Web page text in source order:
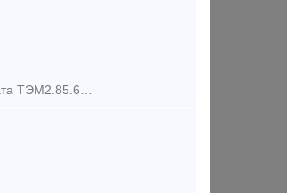
ООО «Кортдеталь» продает запчасти для подвижного состава: привод двухмашинного агрегата ТЭМ2.85.60.015, подпятник вентилятора ТЭМ2.85.50.068 (ТЭМ2.85.50.050), стяжки винтовые ТЭМ1.40.60.020 (ТЭ3.10.10